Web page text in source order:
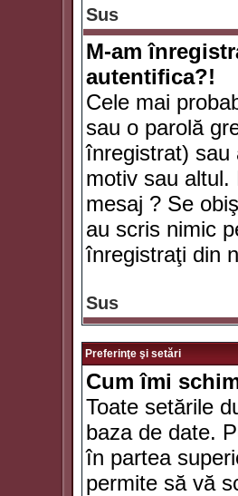
Sus
M-am
autentifica?!
Cele mai
sau o parolă
înregistrat) sau
motiv sau altul.
mesaj ? Se
au scris nimic
înregistraţi din
Sus
Preferinţe şi setări
Cum îmi
Toate setările
baza de date.
în partea
permite să vă